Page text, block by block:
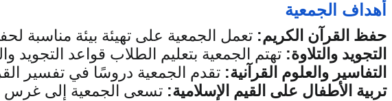
أهداف الجمعية
حفظ القرآن الكريم: تعمل الجمعية على تهيئة بيئة مناسبة
التجويد والتلاوة: تهتم الجمعية بتعليم الطلاب قواعد التجويد
التفاسير والعلوم القرآنية: تقدم الجمعية دروسًا في تفسير
تربية الأطفال على القيم الإسلامية: تسعى الجمعية إلى غرس